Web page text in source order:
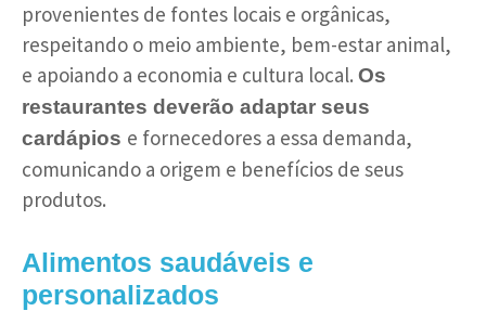
provenientes de fontes locais e orgânicas,
respeitando o meio ambiente, bem-estar animal,
e apoiando a economia e cultura local. Os
restaurantes deverão adaptar seus
cardápios e fornecedores a essa demanda,
comunicando a origem e benefícios de seus
produtos.
Alimentos saudáveis e
personalizados